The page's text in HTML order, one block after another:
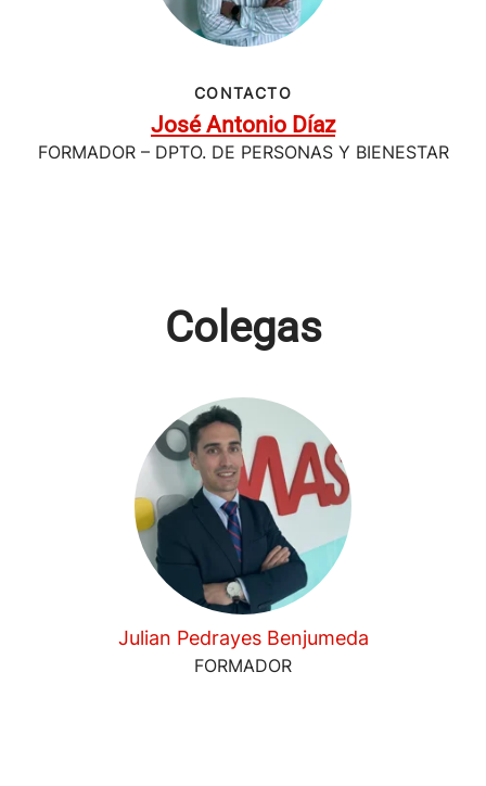
CONTACTO
José Antonio Díaz
FORMADOR – DPTO. DE PERSONAS Y BIENESTAR
Colegas
Julian Pedrayes Benjumeda
FORMADOR